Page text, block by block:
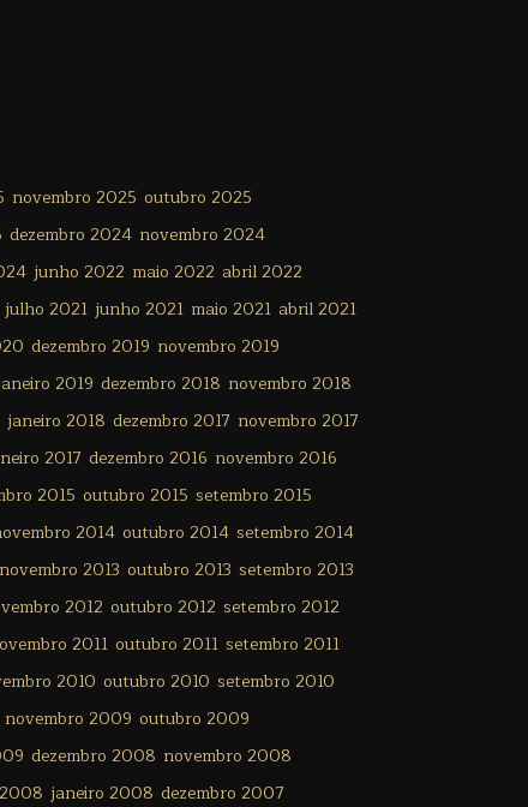
novembro 2025 outubro 2025
dezembro 2024 novembro 2024
junho 2022 maio 2022 abril 2022
julho 2021 junho 2021 maio 2021 abril 2021
dezembro 2019 novembro 2019
2019 dezembro 2018 novembro 2018
janeiro 2018 dezembro 2017 novembro 2017
2017 dezembro 2016 novembro 2016
2015 outubro 2015 setembro 2015
2014 outubro 2014 setembro 2014
novembro 2013 outubro 2013 setembro 2013
2012 outubro 2012 setembro 2012
2011 outubro 2011 setembro 2011
2010 outubro 2010 setembro 2010
novembro 2009 outubro 2009
dezembro 2008 novembro 2008
janeiro 2008 dezembro 2007